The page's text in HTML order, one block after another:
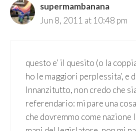
supermambanana
Jun 8, 2011 at 10:48 pm
questo e’ il quesito (o la
ho le maggiori perplessita’, e
Innanzitutto, non credo che
referendario: mi pare una
che dovremmo come nazione